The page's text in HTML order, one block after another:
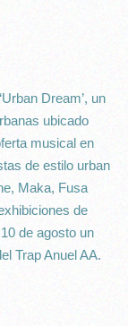
Dream’, un
ubicado
musical en
de estilo urban
Maka, Fusa
de
de agosto un
Trap Anuel AA.